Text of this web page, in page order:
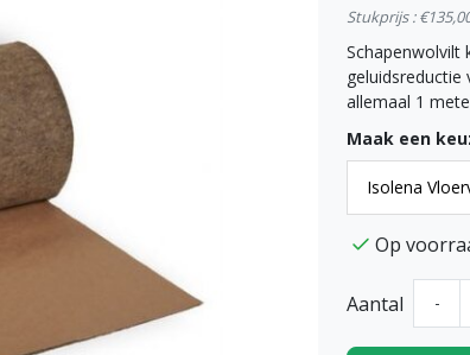
Stukprijs :
Schapenwolvilt
geluidsreductie
allemaal 1
Maak een
Op
Aantal -